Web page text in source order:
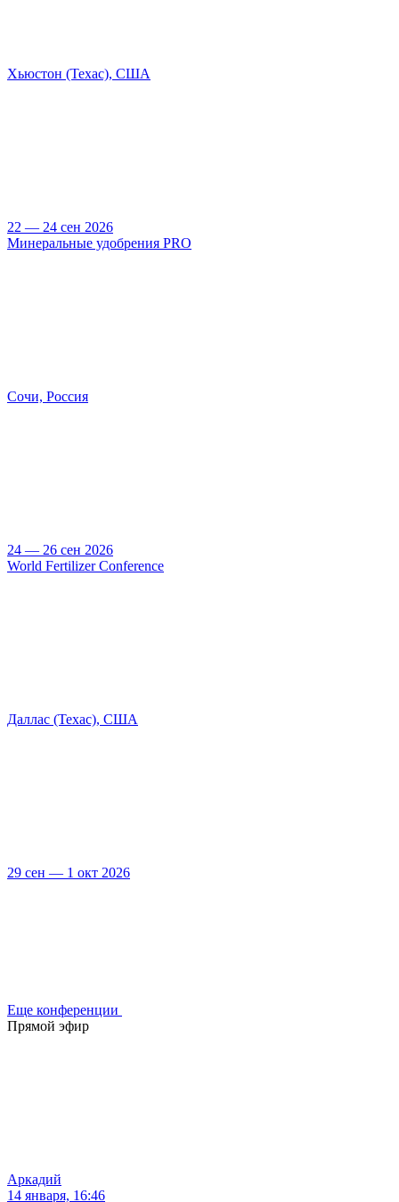
Хьюстон (Техас), США
22 — 24 сен 2026
Минеральные удобрения PRO
Сочи, Россия
24 — 26 сен 2026
World Fertilizer Conference
Даллас (Техас), США
29 сен — 1 окт 2026
Еще конференции
Прямой эфир
Аркадий
14 января, 16:46